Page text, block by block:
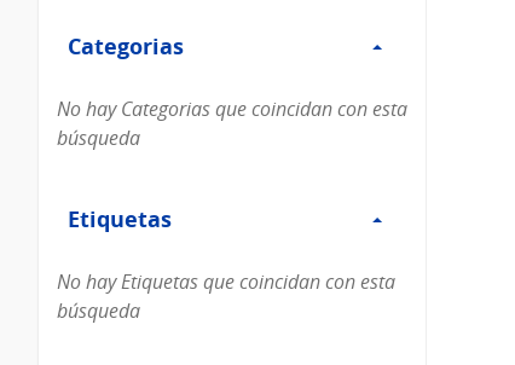
Categorias
Categorias
No hay Categorias que coincidan con esta
búsqueda
Etiquetas
Etiquetas
No hay Etiquetas que coincidan con esta
búsqueda